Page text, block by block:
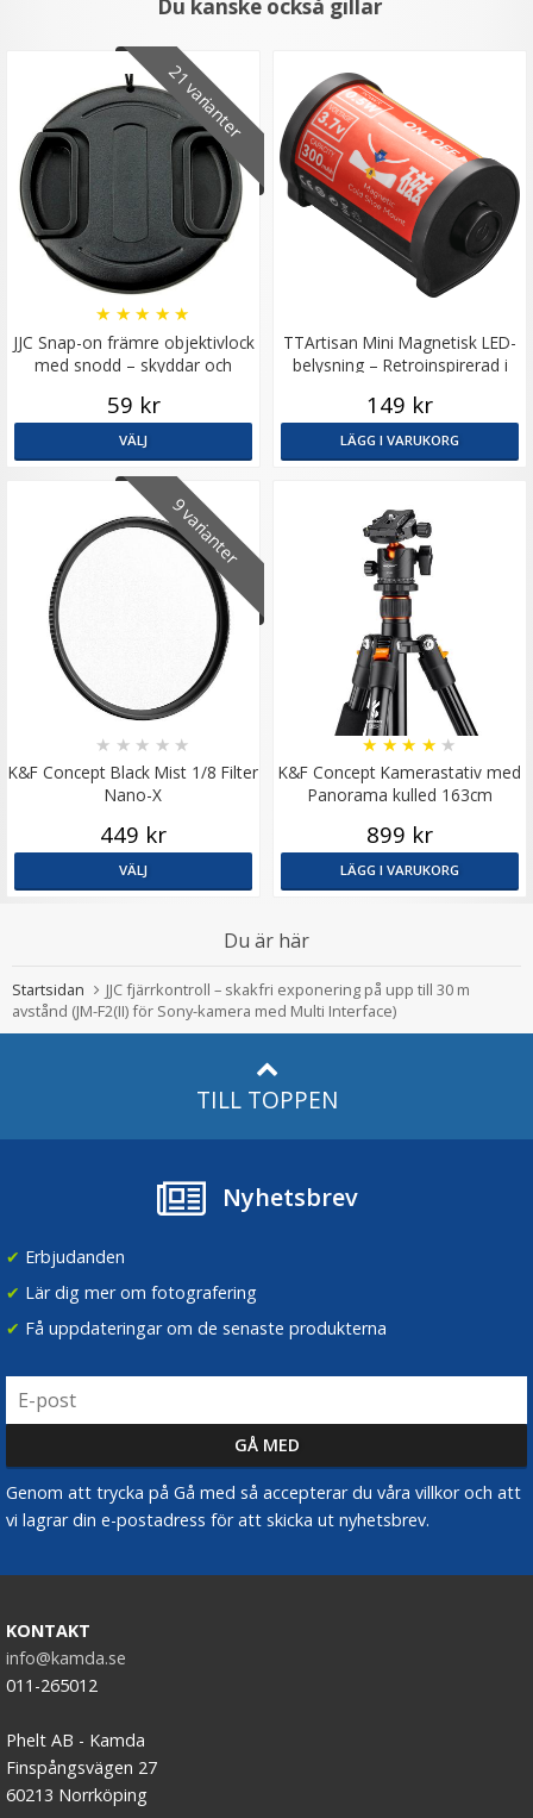
Du kanske också gillar
21 varianter
JJC Snap-on främre objektivlock
med snodd – skyddar och
★ ★ ★ ★ ★
59 kr
VÄLJ
TTArtisan Mini Magnetisk LED-
belysning – Retroinspirerad i
149 kr
LÄGG I VARUKORG
9 varianter
K&F Concept Black Mist 1/8 Filter
Nano-X
★ ★ ★ ★ ★
449 kr
VÄLJ
K&F Concept Kamerastativ med
Panorama kulled 163cm
★★★ ★ ★
899 kr
LÄGG I VARUKORG
Du är här
Startsidan
JJC fjärrkontroll – skakfri exponering på upp till 30 m
avstånd (JM-F2(II) för Sony-kamera med Multi Interface)
TILL TOPPEN
Nyhetsbrev
✔ Erbjudanden
✔ Lär dig mer om fotografering
✔ Få uppdateringar om de senaste produkterna
Genom att trycka på Gå med så accepterar du våra villkor och att
vi lagrar din e-postadress för att skicka ut nyhetsbrev.
KONTAKT
info@kamda.se
011-265012
Phelt AB - Kamda
Finspångsvägen 27
60213 Norrköping